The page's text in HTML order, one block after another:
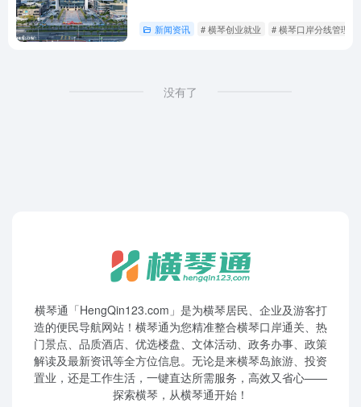
新闻资讯 # 横琴创业就业 # 横琴口岸分线管理
没有了
横琴通「HengQin123.com」是为横琴居民、企业及游客打
造的便民导航网站！横琴通为您精准整合横琴口岸通关、热
门景点、品质酒店、优选楼盘、文体活动、政务办事、政策
解读及最新资讯等全方位信息。无论是来横琴岛旅游、投资
置业，还是工作生活，一键直达所需服务，高效又省心——
探索横琴，从横琴通开始！